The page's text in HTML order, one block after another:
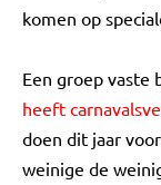
komen op
Een groep vaste
heeft
doen dit jaar
weinige de